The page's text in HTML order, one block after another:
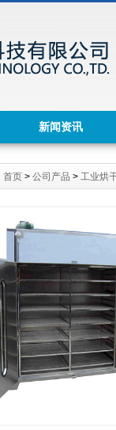
新闻资讯
首页 > 公司产品 > 工业烘